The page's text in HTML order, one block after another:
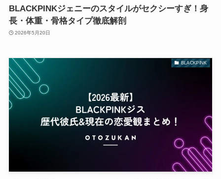
BLACKPINKジェニーのスタイルがセクシーすぎ！身
長・体重・骨格タイプ徹底解剖
2026年5月20日
BLACKPINK